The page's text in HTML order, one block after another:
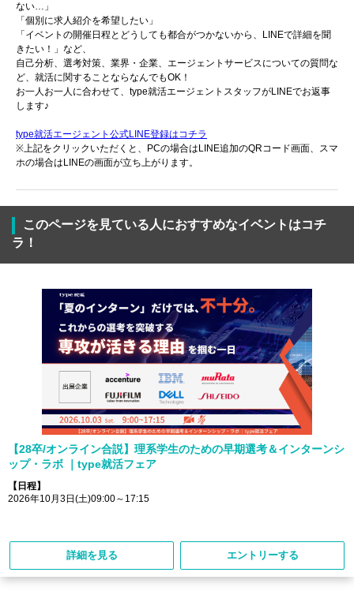
ない…」
「個別に求人紹介を希望したい」
「イベントの開催日程とどうしても都合がつかないから、LINEで詳細を聞
きたい！」など、
自己分析、選考対策、業界・企業、エージェントサービスについての質問な
ど、就活に関することならなんでもOK！
お一人お一人に合わせて、type就活エージェントスタッフがLINEでお返事
します♪
type就活エージェント公式LINE登録はコチラ
※上記をクリックいただくと、PCの場合はLINE追加のQRコード画面、スマ
ホの場合はLINEの画面が立ち上がります。
このページを見ている人におすすめなイベントはコチ
ラ！
【28卒/オンライン合説】理系学生のための早期選考＆インターンシ
ップ・ラボ ｜type就活フェア
【日程】
2026年10月3日(土)09:00～17:15
詳細を見る エントリーする